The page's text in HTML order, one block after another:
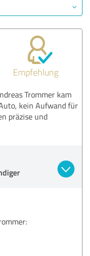
Empfehlung
Trommer kam
kein Aufwand für
präzise und